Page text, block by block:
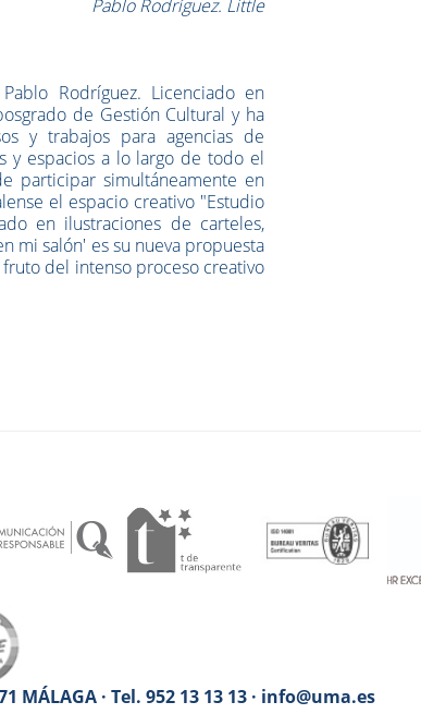
Pablo Rodríguez. Little
Rodríguez. Licenciado en
de Gestión Cultural y ha
y trabajos para agencias de
y espacios a lo largo de todo el
participar simultáneamente en
el espacio creativo "Estudio
en ilustraciones de carteles,
mi salón' es su nueva propuesta
del intenso proceso creativo
· Tel. 952 13 13 13 · info@uma.es